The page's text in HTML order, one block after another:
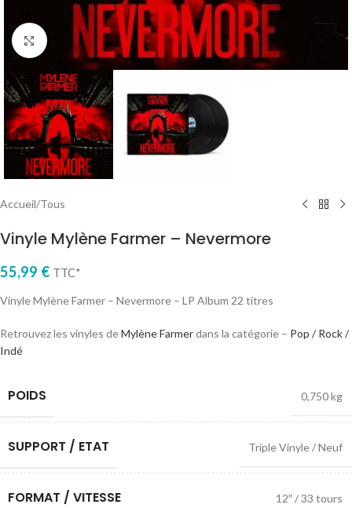
Cliquez pour agrandir
Accueil/Tous
Vinyle Mylène Farmer – Nevermore
55,99 € TTC*
Vinyle Mylène Farmer – Nevermore – LP Album 22 titres
Retrouvez les vinyles deMylène Farmerdans la catégorie – Pop / Rock /
Indé
POIDS 0,750 kg
SUPPORT / ETAT Triple Vinyle / Neuf
FORMAT / VITESSE 12″ / 33 tours